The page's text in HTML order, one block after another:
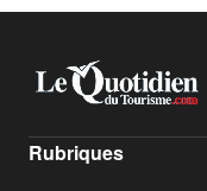
Rubriques